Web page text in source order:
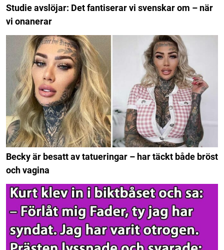
Studie avslöjar: Det fantiserar vi svenskar om – när
vi onanerar
Becky är besatt av tatueringar – har täckt både bröst
och vagina